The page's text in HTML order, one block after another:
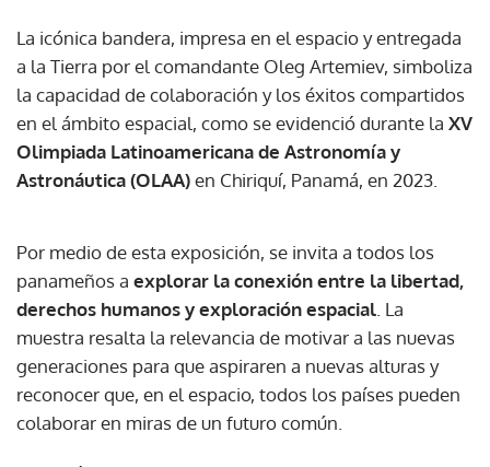
La icónica bandera, impresa en el espacio y entregada
a la Tierra por el comandante Oleg Artemiev, simboliza
la capacidad de colaboración y los éxitos compartidos
en el ámbito espacial, como se evidenció durante la XV
Olimpiada Latinoamericana de Astronomía y
Astronáutica (OLAA)en Chiriquí, Panamá, en 2023.
Por medio de esta exposición, se invita a todos los
panameños a explorar la conexión entre la libertad,
derechos humanos y exploración espacial. La
muestra resalta la relevancia de motivar a las nuevas
generaciones para que aspiraren a nuevas alturas y
reconocer que, en el espacio, todos los países pueden
colaborar en miras de un futuro común.